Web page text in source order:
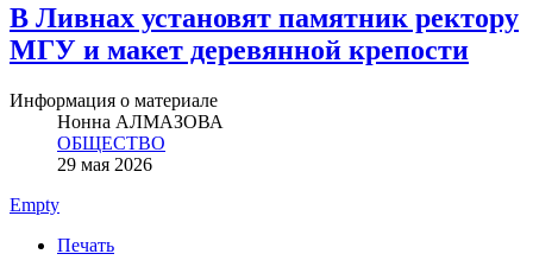
В Ливнах установят памятник ректору
МГУ и макет деревянной крепости
Информация о материале
Нонна АЛМАЗОВА
ОБЩЕСТВО
29 мая 2026
Empty
Печать